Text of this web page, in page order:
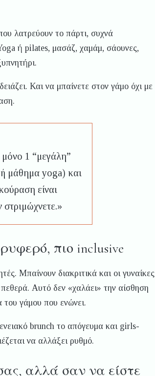
λατρεύουν το πάρτι, συχνά
ή pilates, μασάζ, χαμάμ, σάουνες,
Και να μπαίνετε στον γάμο όχι με
μόνο 1 “μεγάλη”
ή μάθημα yoga) και
είναι
πιο inclusive
Μπαίνουν διακριτικά και οι γυναίκες
Αυτό δεν «χαλάει» την αίσθηση
του γάμου που ενώνει.
brunch το απόγευμα και girls-
να αλλάξει ρυθμό.
αλλά σαν να είστε